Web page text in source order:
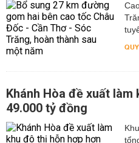
Khánh Hòa đề xuất
49.000 tỷ đồng